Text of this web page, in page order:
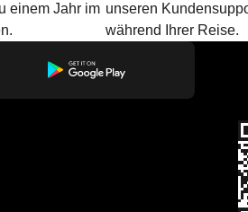
einem Jahr im unseren
während Ihrer Reise.